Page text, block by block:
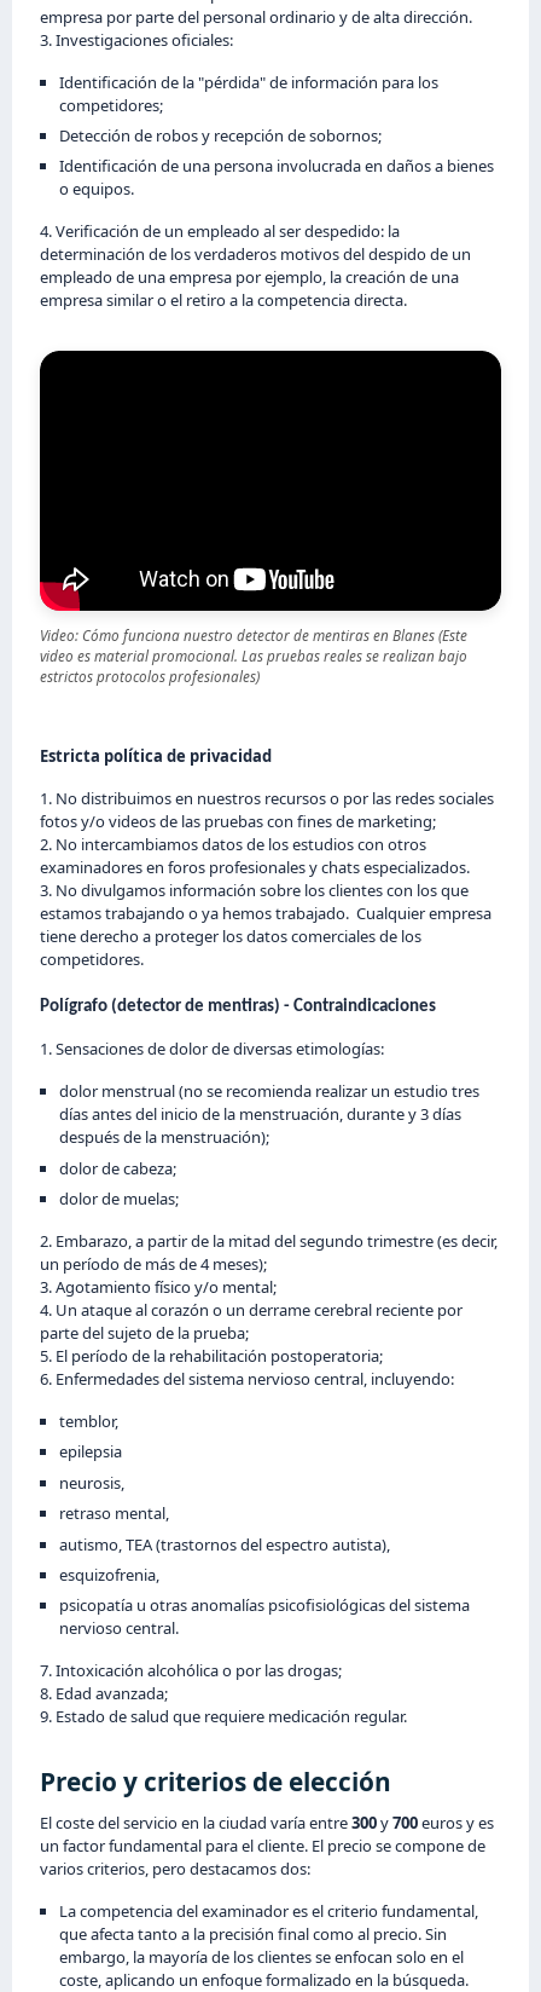
empresa por parte del personal ordinario y de alta dirección.
3. Investigaciones oficiales:
Identificación de la "pérdida" de información para los
competidores;
Detección de robos y recepción de sobornos;
Identificación de una persona involucrada en daños a bienes
o equipos.
4. Verificación de un empleado al ser despedido: la
determinación de los verdaderos motivos del despido de un
empleado de una empresa por ejemplo, la creación de una
empresa similar o el retiro a la competencia directa.
Video: Cómo funciona nuestro detector de mentiras en Blanes (Este
video es material promocional. Las pruebas reales se realizan bajo
estrictos protocolos profesionales)
Estricta política de privacidad
1. No distribuimos en nuestros recursos o por las redes sociales
fotos y/o videos de las pruebas con fines de marketing;
2. No intercambiamos datos de los estudios con otros
examinadores en foros profesionales y chats especializados.
3. No divulgamos información sobre los clientes con los que
estamos trabajando o ya hemos trabajado. Cualquier empresa
tiene derecho a proteger los datos comerciales de los
competidores.
Polígrafo (detector de mentiras) - Contraindicaciones
1. Sensaciones de dolor de diversas etimologías:
dolor menstrual (no se recomienda realizar un estudio tres
días antes del inicio de la menstruación, durante y 3 días
después de la menstruación);
dolor de cabeza;
dolor de muelas;
2. Embarazo, a partir de la mitad del segundo trimestre (es decir,
un período de más de 4 meses);
3. Agotamiento físico y/o mental;
4. Un ataque al corazón o un derrame cerebral reciente por
parte del sujeto de la prueba;
5. El período de la rehabilitación postoperatoria;
6. Enfermedades del sistema nervioso central, incluyendo:
temblor,
epilepsia
neurosis,
retraso mental,
autismo, TEA (trastornos del espectro autista),
esquizofrenia,
psicopatía u otras anomalías psicofisiológicas del sistema
nervioso central.
7. Intoxicación alcohólica o por las drogas;
8. Edad avanzada;
9. Estado de salud que requiere medicación regular.
Precio y criterios de elección
El coste del servicio en la ciudad varía entre300y700euros y es
un factor fundamental para el cliente. El precio se compone de
varios criterios, pero destacamos dos:
La competencia del examinador es el criterio fundamental,
que afecta tanto a la precisión final como al precio. Sin
embargo, la mayoría de los clientes se enfocan solo en el
coste, aplicando un enfoque formalizado en la búsqueda.